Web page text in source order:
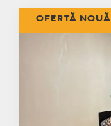
OFERTĂ NOUĂ